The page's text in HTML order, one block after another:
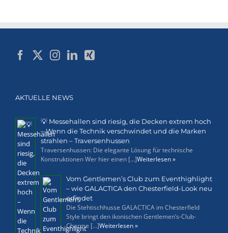
AKTUELLE NEWS
💡 Messehallen sind riesig, die Decken extrem hoch
– Wenn die Technik verschwindet und die Marken
strahlen – Traversenhussen
Traversenhussen: Die elegante Lösung für technische
Konstruktionen Wer hier einen [...]Weiterlesen »
Vom Gentlemen’s Club zum Eventhighlight
– wie GALACTICA den Chesterfield-Look neu
erfindet
Die Stehtischhusse GALACTICA im Chesterfield
Style bringt den ikonischen Gentlemen’s-Club-
Charme [...]Weiterlesen »